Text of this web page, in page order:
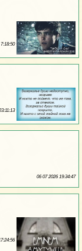
06 07 2026 19:34:47